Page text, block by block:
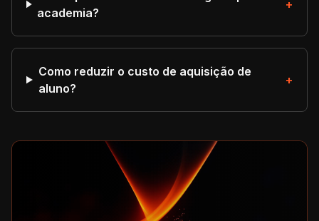
academia?
+
Como reduzir o custo de aquisição de
aluno?
+